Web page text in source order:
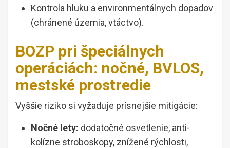
Kontrola hluku a environmentálnych dopadov
(chránené územia, vtáctvo).
BOZP pri špeciálnych
operáciách: nočné, BVLOS,
mestské prostredie
Vyššie riziko si vyžaduje prísnejšie mitigácie:
Nočné lety: dodatočné osvetlenie, anti-
kolízne stroboskopy, znížené rýchlosti,